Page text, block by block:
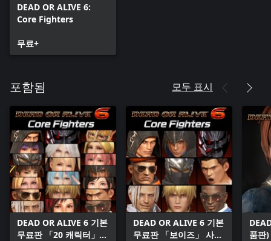
DEAD OR ALIVE 6:
Core Fighters
무료+
포함됨 모두 표시
DEAD OR ALIVE 6 기본
무료판 「20 캐릭터」
DEAD OR ALIVE 6 기본
무료판 「보이즈」 사용
품판)